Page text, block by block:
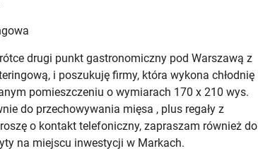
drugi punkt gastronomiczny pod Warszawą z
i poszukuję firmy, która wykona chłodnię
pomieszczeniu o wymiarach 170 x 210 wys.
do przechowywania mięsa , plus regały z
o kontakt telefoniczny, zapraszam również do
na miejscu inwestycji w Markach.